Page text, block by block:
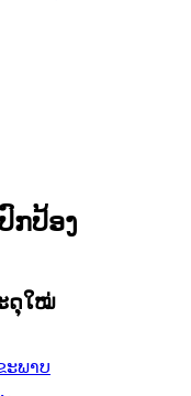
ກປ້ອງ
ດຸໃໝ່
ະພາບ